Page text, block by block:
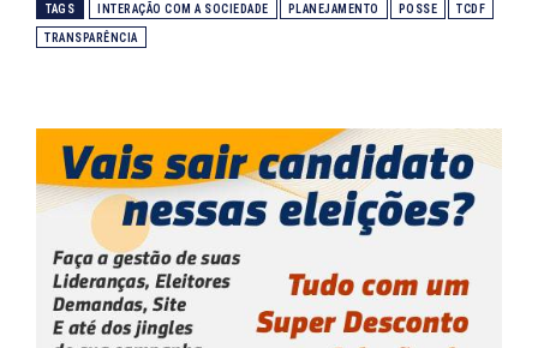
TAGS INTERAÇÃO COM A SOCIEDADE PLANEJAMENTO POSSE TCDF
TRANSPARÊNCIA